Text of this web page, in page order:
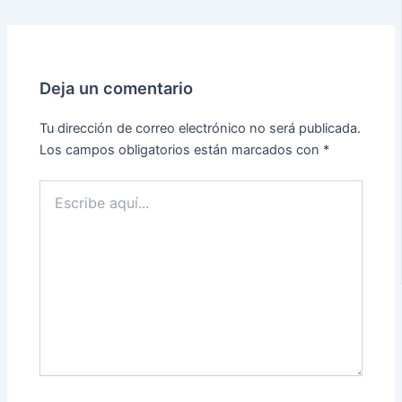
Deja un comentario
Tu dirección de correo electrónico no será publicada.
Los campos obligatorios están marcados con *
aquí...